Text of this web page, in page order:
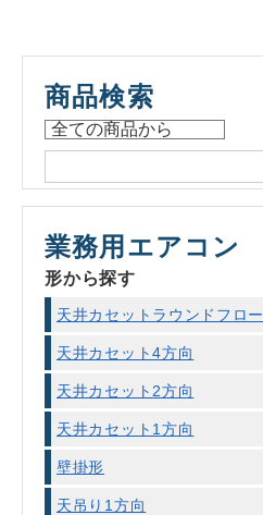
商品検索
業務用エアコン
形から探す
天井カセットラウンドフロー
天井カセット4方向
天井カセット2方向
天井カセット1方向
壁掛形
天吊り1方向